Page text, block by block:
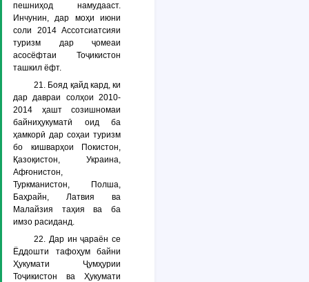
пешниҳод намудааст.
Инчунин, дар моҳи июни
соли 2014 Ассотсиатсияи
туризм дар ҷомеаи
асосёфтаи Тоҷикистон
ташкил ёфт.
21. Бояд қайд кард, ки
дар давраи солҳои 2010-
2014 ҳашт созишномаи
байниҳукуматӣ оид ба
ҳамкорӣ дар соҳаи туризм
бо кишварҳои Покистон,
Қазоқистон, Украина,
Афғонистон,
Туркманистон, Полша,
Баҳрайн, Латвия ва
Малайзия таҳия ва ба
имзо расиданд.
22. Дар ин ҷараён се
Ёддошти тафоҳум байни
Ҳукумати Ҷумҳурии
Тоҷикистон ва Ҳукумати